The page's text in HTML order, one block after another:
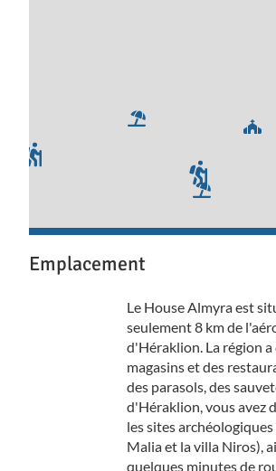
Emplacement
Le House Almyra est
seulement 8 km de
d'Héraklion. La région
magasins et des
des parasols, des
d'Héraklion, vous avez
les sites
Malia et la villa Niros),
quelques minutes de